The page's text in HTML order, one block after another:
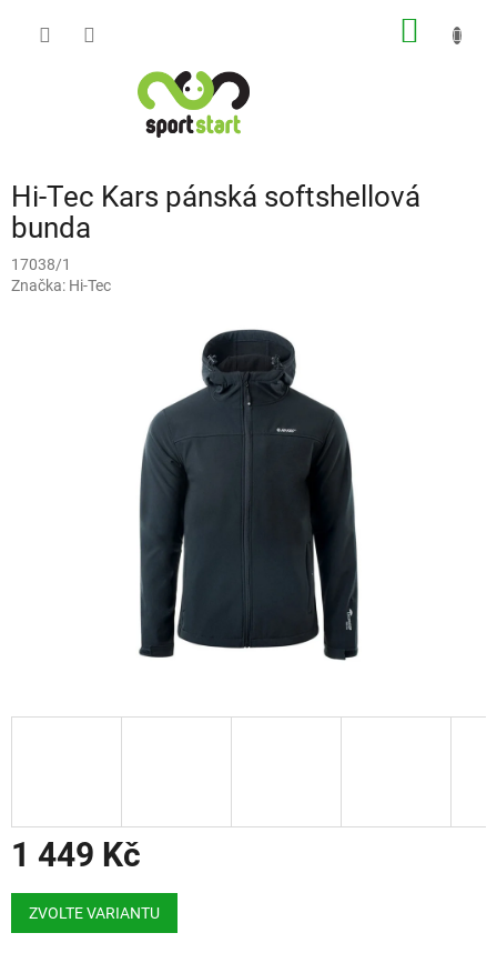
Hi-Tec Kars pánská softshellová
bunda
17038/1
Značka: Hi-Tec
1 449 Kč
Měrná
cena:
ZVOLTE VARIANTU